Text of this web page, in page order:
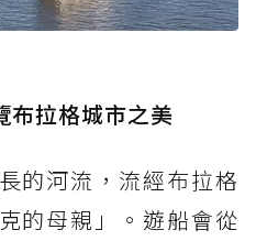
拉格城市之美
的河流，流經布拉格
的母親」。遊船會從